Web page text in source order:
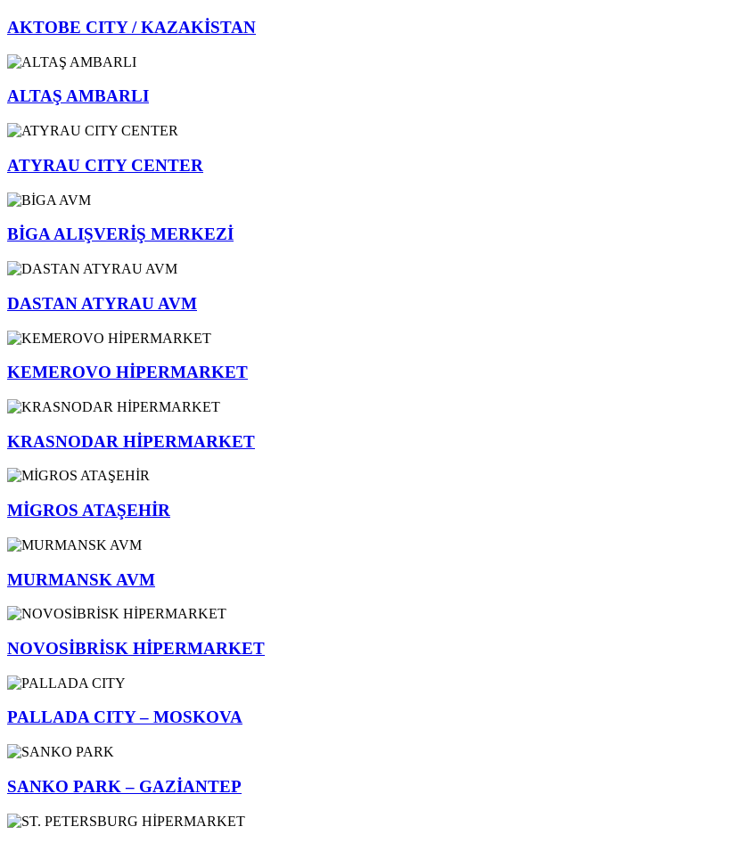
AKTOBE CITY / KAZAKİSTAN
ALTAŞ AMBARLI
ATYRAU CITY CENTER
BİGA ALIŞVERİŞ MERKEZİ
DASTAN ATYRAU AVM
KEMEROVO HİPERMARKET
KRASNODAR HİPERMARKET
MİGROS ATAŞEHİR
MURMANSK AVM
NOVOSİBRİSK HİPERMARKET
PALLADA CITY – MOSKOVA
SANKO PARK – GAZİANTEP